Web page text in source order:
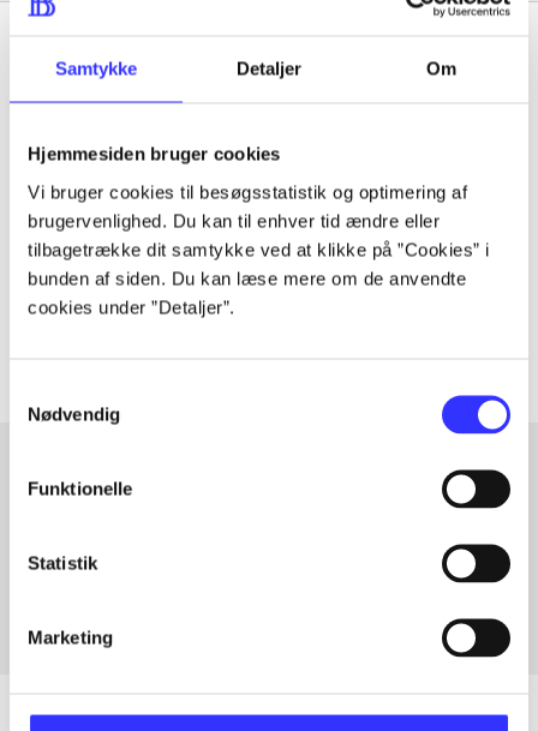
Samtykke Detaljer Om
Hjemmesiden bruger cookies
Vi bruger cookies til besøgsstatistik og optimering af
brugervenlighed. Du kan til enhver tid ændre eller
tilbagetrække dit samtykke ved at klikke på ”Cookies” i
bunden af siden. Du kan læse mere om de anvendte
cookies under ”Detaljer”.
Nødvendig
Funktionelle
Statistik
Marketing
Tidsskrift
lorem ipsum dolor sit amet ...
Tidsskrift
Artiklerne ihandler ofte om
Fra